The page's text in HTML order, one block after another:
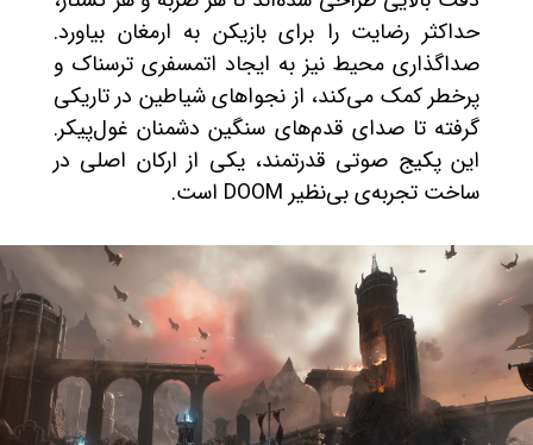
حداکثر رضایت را برای بازیکن به ارمغان بیاورد.
صداگذاری محیط نیز به ایجاد اتمسفری ترسناک و
پرخطر کمک می‌کند، از نجواهای شیاطین در تاریکی
گرفته تا صدای قدم‌های سنگین دشمنان غول‌پیکر.
این پکیج صوتی قدرتمند، یکی از ارکان اصلی در
ساخت تجربه‌ی بی‌نظیر DOOM است.